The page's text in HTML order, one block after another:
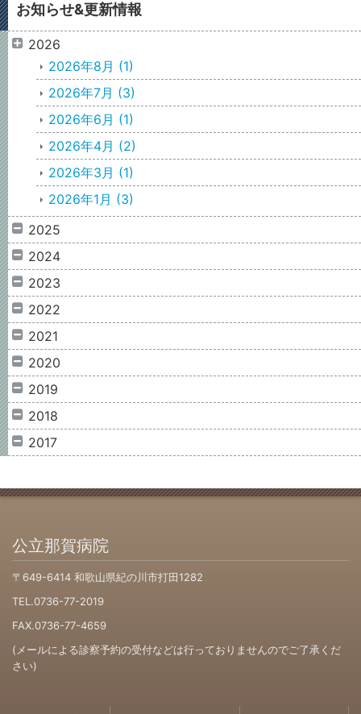
お知らせ&更新情報
2026
2026年8月 (1)
2026年7月 (3)
2026年6月 (1)
2026年4月 (2)
2026年3月 (1)
2026年1月 (3)
2025
2024
2023
2022
2021
2020
2019
2018
2017
公立那賀病院
〒649-6414 和歌山県紀の川市打田1282
TEL.0736-77-2019
FAX.0736-77-4659
(メールによる診察予約の受付などは行っておりませんのでご了承くだ
さい)